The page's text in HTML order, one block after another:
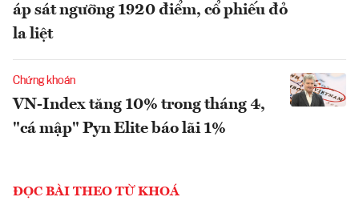
áp sát ngưỡng 1920 điểm, cổ phiếu đỏ
la liệt
Chứng khoán
VN-Index tăng 10% trong tháng 4,
"cá mập" Pyn Elite báo lãi 1%
ĐỌC BÀI THEO TỪ KHOÁ